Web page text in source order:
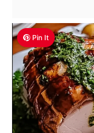
Pin It